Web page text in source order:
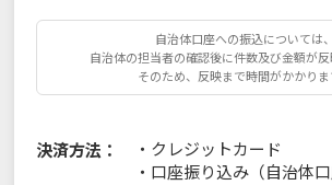
自治体口座への振込については、
自治体の担当者の確認後に件数及び金額が反
そのため、反映まで時間がかかりま
決済方法： ・ クレジットカード
・ 口座振り込み（自治体口